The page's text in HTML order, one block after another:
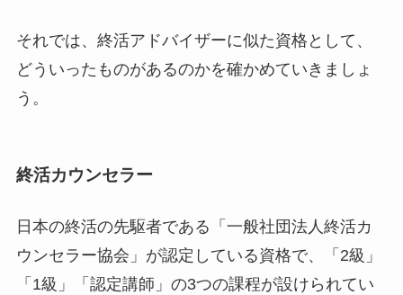
それでは、終活アドバイザーに似た資格として、
どういったものがあるのかを確かめていきましょ
う。
終活カウンセラー
日本の終活の先駆者である「一般社団法人終活カ
ウンセラー協会」が認定している資格で、「2級」
「1級」「認定講師」の3つの課程が設けられてい